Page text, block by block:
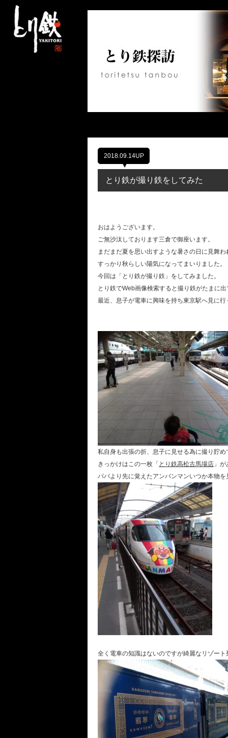
2018.09.14UP
とり鉄が撮り鉄をしてみた
おはようございます。
ご無沙汰しております三倉で御座います。
まだまだ夏を思い出すような暑さの日に見舞わ
すっかり秋らしい陽気になってまいりました。
今回は「とり鉄が撮り鉄」をしてみました。
とり鉄でWeb画像検索すると撮り鉄がたまに
最近、息子が電車に興味を持ち東京駅へ見に
私自身も出張の折、息子に見せる為に撮り貯
きっかけはこの一枚「 とり鉄高松古馬場店 」
パパより先に覚えたアンパンマンいつか本物
全く電車の知識はないのですが綺麗なリゾー